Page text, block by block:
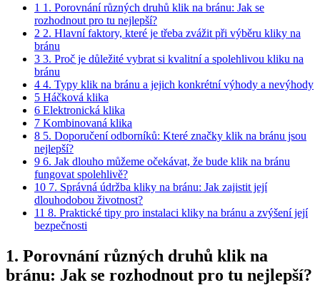
1 1. ⁣Porovnání ⁤různých druhů klik na bránu: Jak se
rozhodnout pro tu nejlepší?
2 2. Hlavní faktory, které‌ je ⁤třeba zvážit při⁤ výběru‌ kliky na
bránu
3 3. Proč je důležité vybrat si kvalitní a spolehlivou ⁣kliku na
bránu
4 4. Typy klik na⁢ bránu ⁤a jejich konkrétní výhody ​a nevýhody
5 Háčková ⁢klika
6 Elektronická klika
7 Kombinovaná klika
8 5. Doporučení ⁢odborníků: Které značky klik na bránu ​jsou
nejlepší?
9 6. Jak‍ dlouho můžeme očekávat, že bude klik na bránu
fungovat spolehlivě?
10 7. Správná údržba kliky⁤ na bránu: Jak zajistit její
dlouhodobou životnost?
11 8. ⁣Praktické tipy⁢ pro instalaci⁢ kliky na‌ bránu⁣ a zvýšení její
bezpečnosti
1. ⁣Porovnání ⁤různých druhů klik na
bránu: Jak se rozhodnout pro tu nejlepší?